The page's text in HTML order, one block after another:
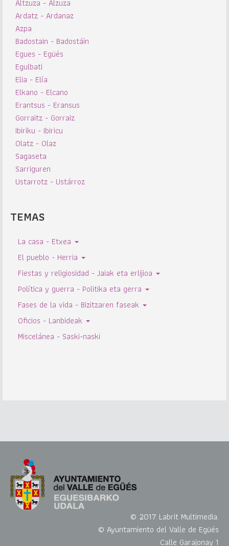
Altzuza - Alzuza
Ardatz - Ardanaz
Azpa
Badostain - Badostáin
Egues - Egüés
Egulbati
Elia - Elía
Elkano - Elcano
Erantsus - Eransus
Gorraitz - Gorraiz
Ibiriku - Ibiricu
Olatz - Olaz
Sagaseta
Sarriguren
Ustarrotz - Ustárroz
TEMAS
La casa - Etxea
El pueblo - Herria
Fiestas y religiosidad - Jaiak eta erlijioa
Política y guerra - Politika eta gerra
Fases de la vida - Bizitzaren faseak
Oficios - Lanbideak
Miscelánea - Saski-naski
© 2017 Labrit Multimedia.
© Ayuntamiento del Valle de Egüés
Calle Garajonay 1